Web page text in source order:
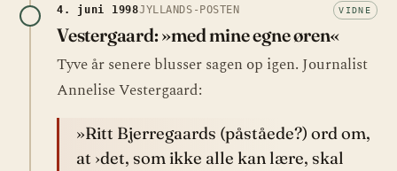
4. juni 1998JYLLANDS-POSTEN VIDNE
Vestergaard: »med mine egne øren«
Tyve år senere blusser sagen op igen. Journalist
Annelise Vestergaard:
»Ritt Bjerregaards (påståede?) ord om,
at ›det, som ikke alle kan lære, skal